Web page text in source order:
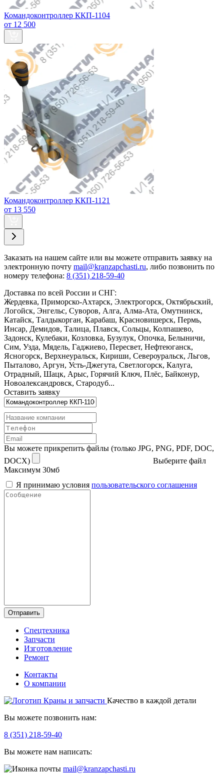
Командоконтроллер ККП-1104
от 12 500
Командоконтроллер ККП-1121
от 13 550
Заказать на нашем сайте или вы можете отправить заявку на
электронную почту mail@kranzapchasti.ru, либо позвонить по
номеру телефона: 8 (351) 218-59-40
Доставка по всей России и СНГ:
Жердевка, Приморско-Ахтарск, Электрогорск, Октябрьский,
Логойск, Энгельс, Суворов, Алга, Алма-Ата, Омутнинск,
Катайск, Талдыкорган, Карабаш, Красновишерск, Пермь,
Инсар, Демидов, Талица, Плавск, Сольцы, Колпашево,
Задонск, Кулебаки, Козловка, Бузулук, Опочка, Белыничи,
Сим, Узда, Мядель, Гаджиево, Пересвет, Нефтеюганск,
Ясногорск, Верхнеуральск, Кириши, Североуральск, Льгов,
Пыталово, Аргун, Усть-Джегута, Светлогорск, Калуга,
Отрадный, Шацк, Арыс, Горячий Ключ, Плёс, Байконур,
Новоалександровск, Стародуб...
Оставить заявку
Вы можете прикрепить файлы (только JPG, PNG, PDF, DOC,
DOCX)
Выберите файл
Максимум 30мб
Я принимаю условия пользовательского соглашения
Отправить
Спецтехника
Запчасти
Изготовление
Ремонт
Контакты
О компании
Качество в каждой детали
Вы можете позвонить нам:
8 (351) 218-59-40
Вы можете нам написать:
mail@kranzapchasti.ru